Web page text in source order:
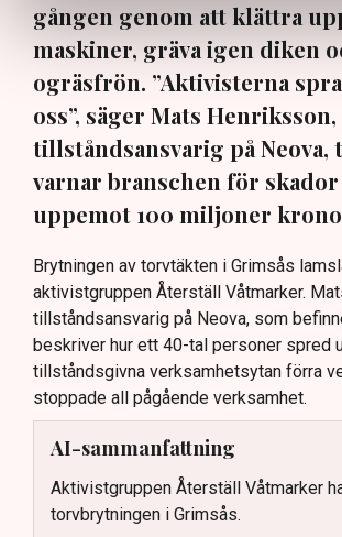
gången genom att klättra
maskiner, gräva igen diken
ogräsfrön. ”Aktivisterna
oss”, säger Mats Henriksson,
tillståndsansvarig på Neova,
varnar branschen för skador
uppemot 100 miljoner
Brytningen av torvtäkten i Grimsås
aktivistgruppen Återställ Våtmarker.
tillståndsansvarig på Neova, som
beskriver hur ett 40-tal personer spred
tillståndsgivna verksamhetsytan förra
stoppade all pågående verksamhet.
AI-sammanfattning
Aktivistgruppen Återställ Våtmarker
torvbrytningen i Grimsås.